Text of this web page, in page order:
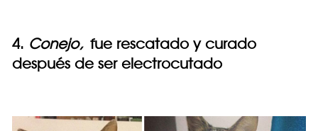
4. Conejo, fue rescatado y curado
después de ser electrocutado